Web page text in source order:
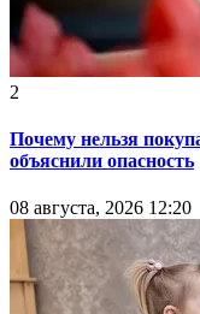
2
Почему нельзя
объяснили опасность
08 августа, 2026 12:20